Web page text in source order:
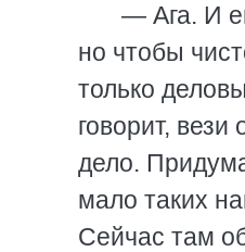
— Ага. И
но чтобы
только
говорит,
дело.
мало таких
Сейчас там